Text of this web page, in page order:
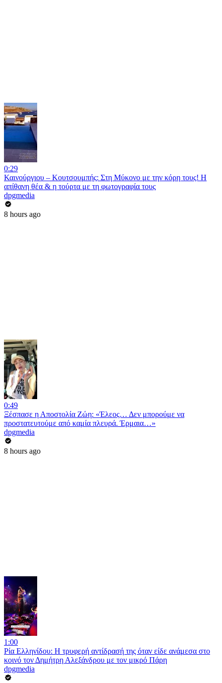
0:29
Καινούργιου – Κουτσουμπής: Στη Μύκονο με την κόρη τους! Η
απίθανη θέα & η τούρτα με τη φωτογραφία τους
dpgmedia
8 hours ago
0:49
Ξέσπασε η Αποστολία Ζώη: «Έλεος… Δεν μπορούμε να
προστατευτούμε από καμία πλευρά. Έρμαια…»
dpgmedia
8 hours ago
1:00
Ρία Ελληνίδου: H τρυφερή αντίδρασή της όταν είδε ανάμεσα στο
κοινό τον Δημήτρη Αλεξάνδρου με τον μικρό Πάρη
dpgmedia